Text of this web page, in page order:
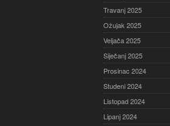
Travanj 2025
Ožujak 2025
Veljača 2025
Siječanj 2025
Prosinac 2024
Studeni 2024
Listopad 2024
Lipanj 2024